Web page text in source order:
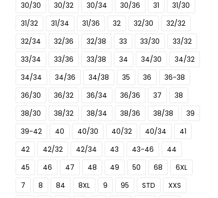
30/30
30/32 30/34 30/36 31
31/30
31/32
31/34 31/36 32 32/30
32/32
32/34
32/36 32/38 33 33/30
33/32
33/34
33/36 33/38 34 34/30
34/32
34/34
34/36 34/38 35 36
36-38
36/30
36/32 36/34 36/36 37
38
38/30
38/32 38/34 38/36 38/38
39
39-42
40 40/30 40/32 40/34
41
42
42/32 42/34 43 43-46
44
45
46 47 48 49 50 68
6XL
7
8 84 8XL 9 95 STD
XXS